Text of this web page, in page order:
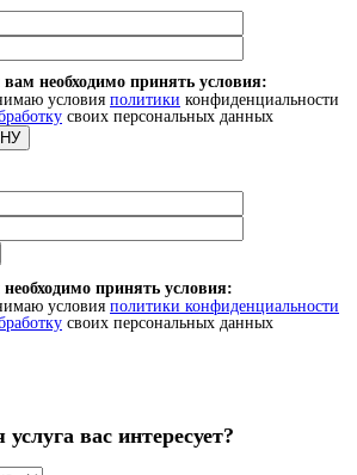
необходимо принять условия:
условия политики конфиденциальности
своих персональных данных
принять условия:
условия политики конфиденциальности
своих персональных данных
вас интересует?